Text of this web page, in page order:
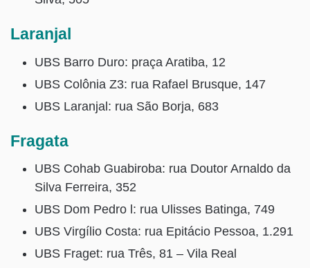
Laranjal
UBS Barro Duro: praça Aratiba, 12
UBS Colônia Z3: rua Rafael Brusque, 147
UBS Laranjal: rua São Borja, 683
Fragata
UBS Cohab Guabiroba: rua Doutor Arnaldo da
Silva Ferreira, 352
UBS Dom Pedro l: rua Ulisses Batinga, 749
UBS Virgílio Costa: rua Epitácio Pessoa, 1.291
UBS Fraget: rua Três, 81 – Vila Real